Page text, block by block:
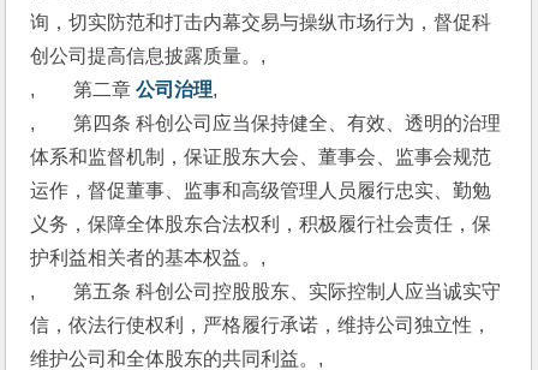
询，切实防范和打击内幕交易与操纵市场行为，督促科
创公司提高信息披露质量。,
,　　第二章 公司治理,
,　　第四条 科创公司应当保持健全、有效、透明的治理
体系和监督机制，保证股东大会、董事会、监事会规范
运作，督促董事、监事和高级管理人员履行忠实、勤勉
义务，保障全体股东合法权利，积极履行社会责任，保
护利益相关者的基本权益。,
,　　第五条 科创公司控股股东、实际控制人应当诚实守
信，依法行使权利，严格履行承诺，维持公司独立性，
维护公司和全体股东的共同利益。,